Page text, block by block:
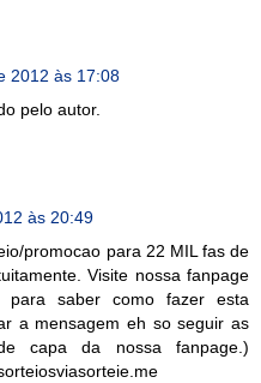
2012 às 17:08
pelo autor.
às 20:49
promocao para 22 MIL fas de
Visite nossa fanpage
para saber como fazer esta
a mensagem eh so seguir as
capa da nossa fanpage.)